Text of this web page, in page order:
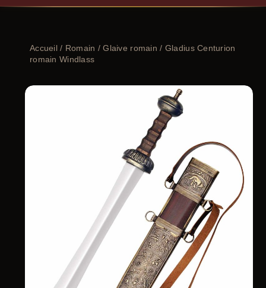
Accueil/ Romain /Glaive romain / Gladius Centurion
romain Windlass